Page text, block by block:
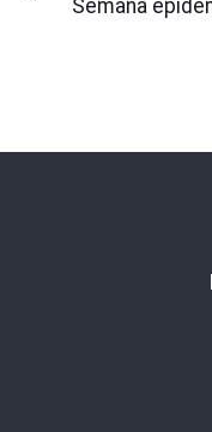
Semana